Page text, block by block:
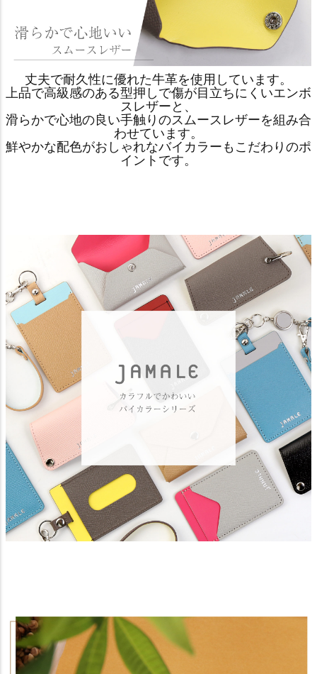
丈夫で耐久性に優れた牛革を使用しています。
上品で高級感のある型押しで傷が目立ちにくいエンボ
スレザーと、
滑らかで心地の良い手触りのスムースレザーを組み合
わせています。
鮮やかな配色がおしゃれなバイカラーもこだわりのポ
イントです。